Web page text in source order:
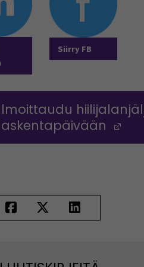
Siirry FB